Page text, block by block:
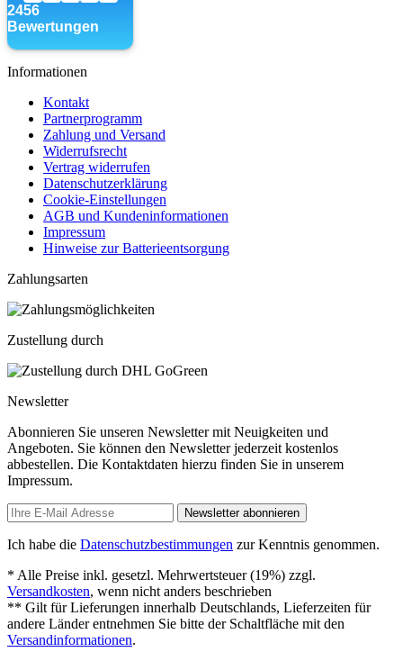
Informationen
Kontakt
Partnerprogramm
Zahlung und Versand
Widerrufsrecht
Vertrag widerrufen
Datenschutzerklärung
Cookie-Einstellungen
AGB und Kundeninformationen
Impressum
Hinweise zur Batterieentsorgung
Zahlungsarten
Zustellung durch
Newsletter
Abonnieren Sie unseren Newsletter mit Neuigkeiten und
Angeboten. Sie können den Newsletter jederzeit kostenlos
abbestellen. Die Kontaktdaten hierzu finden Sie in unserem
Impressum.
Newsletter abonnieren
Ich habe die Datenschutzbestimmungen zur Kenntnis genommen.
* Alle Preise inkl. gesetzl. Mehrwertsteuer (19%) zzgl.
Versandkosten, wenn nicht anders beschrieben
** Gilt für Lieferungen innerhalb Deutschlands, Lieferzeiten für
andere Länder entnehmen Sie bitte der Schaltfläche mit den
Versandinformationen.